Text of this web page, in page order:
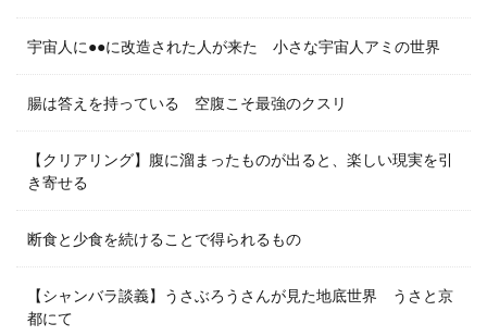
宇宙人に●●に改造された人が来た 小さな宇宙人アミの世界
腸は答えを持っている 空腹こそ最強のクスリ
【クリアリング】腹に溜まったものが出ると、楽しい現実を引
き寄せる
断食と少食を続けることで得られるもの
【シャンバラ談義】うさぶろうさんが見た地底世界 うさと京
都にて